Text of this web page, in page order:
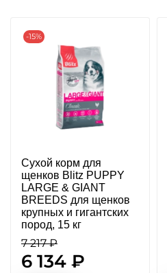
-15%
Сухой корм для
щенков Blitz PUPPY
LARGE & GIANT
BREEDS для щенков
крупных и гигантских
пород, 15 кг
7 217 ₽
6 134 ₽